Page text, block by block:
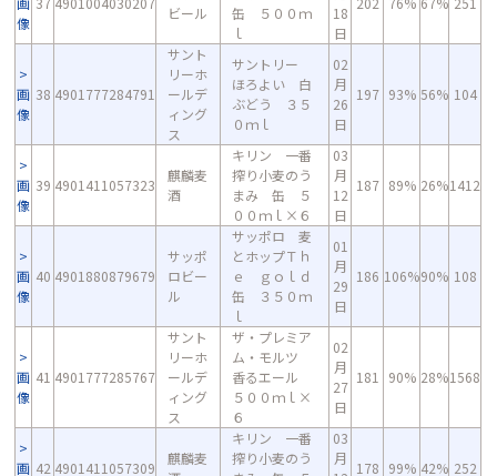
像
ビール
缶 ５００ｍ
ｌ
18
日
画
像
38 4901777284791
サント
リーホ
ールデ
ィング
ス
サントリー
ほろよい 白
ぶどう ３５
０ｍｌ
02
月
26
日
197 93% 56% 104
画
像
39 4901411057323
麒麟麦
酒
キリン 一番
搾り小麦のう
まみ 缶 ５
００ｍｌ×６
03
月
12
日
187 89% 26%1412
画
像
40 4901880879679
サッポ
ロビー
ル
サッポロ 麦
とホップＴｈ
ｅ ｇｏｌｄ
缶 ３５０ｍ
ｌ
01
月
29
日
186 106%90% 108
画
像
41 4901777285767
サント
リーホ
ールデ
ィング
ス
ザ・プレミア
ム・モルツ
香るエール
５００ｍｌ×
６
02
月
27
日
181 90% 28%1568
画 42 4901411057309
麒麟麦
キリン 一番
搾り小麦のう
03
月
178 99% 42% 252